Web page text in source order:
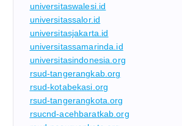
universitaswalesi.id
universitassalor.id
universitasjakarta.id
universitassamarinda.id
universitasindonesia.org
rsud-tangerangkab.org
rsud-kotabekasi.org
rsud-tangerangkota.org
rsucnd-acehbaratkab.org